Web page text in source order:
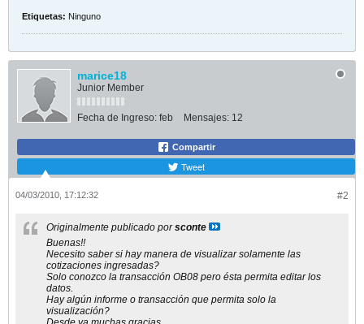
Etiquetas: Ninguno
marice18
Junior Member
Fecha de Ingreso: feb Mensajes: 12
Compartir
Tweet
#2
04/03/2010, 17:12:32
Originalmente publicado porsconte
Buenas!!
Necesito saber si hay manera de visualizar solamente las
cotizaciones ingresadas?
Solo conozco la transacción OB08 pero ésta permita editar los
datos.
Hay algún informe o transacción que permita solo la
visualización?